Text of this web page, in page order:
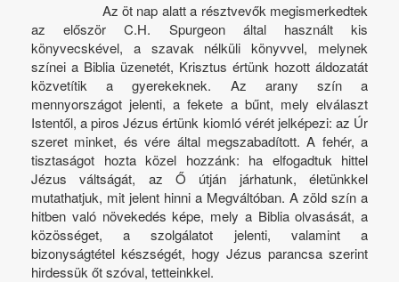
Az öt nap alatt a résztvevők megismerkedtek
az először C.H. Spurgeon által használt kis
könyvecskével, a szavak nélküli könyvvel, melynek
színei a Biblia üzenetét, Krisztus értünk hozott áldozatát
közvetítik a gyerekeknek. Az arany szín a
mennyországot jelenti, a fekete a bűnt, mely elválaszt
Istentől, a piros Jézus értünk kiomló vérét jelképezi: az Úr
szeret minket, és vére által megszabadított. A fehér, a
tisztaságot hozta közel hozzánk: ha elfogadtuk hittel
Jézus váltságát, az Ő útján járhatunk, életünkkel
mutathatjuk, mit jelent hinni a Megváltóban. A zöld szín a
hitben való növekedés képe, mely a Biblia olvasását, a
közösséget, a szolgálatot jelenti, valamint a
bizonyságtétel készségét, hogy Jézus parancsa szerint
hirdessük őt szóval, tetteinkkel.